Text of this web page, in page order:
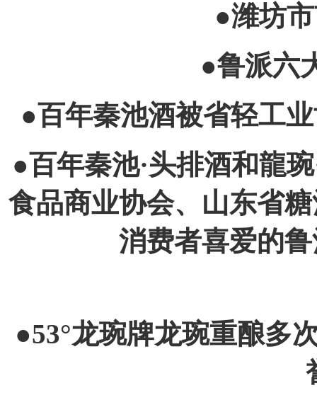
●潍坊
●鲁派六
●百年秦池酒被省轻工
●百年秦池·头排酒和龍
食品商业协会、山东省
消费者喜爱的
●53°龙琬牌龙琬重酿多